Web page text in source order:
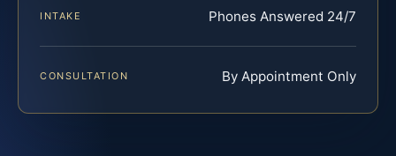
INTAKE Phones Answered 24/7
CONSULTATION By Appointment Only